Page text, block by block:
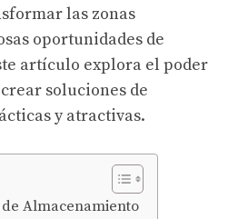
las zonas
oportunidades de
artículo explora el poder
soluciones de
y atractivas.
Almacenamiento